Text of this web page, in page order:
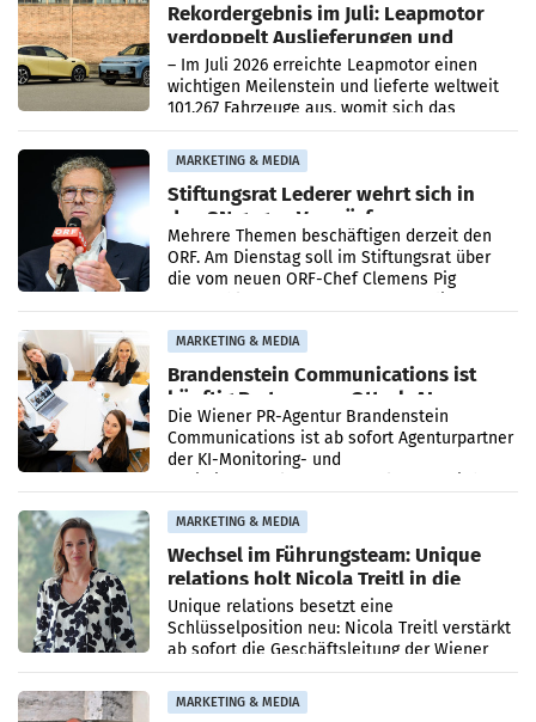
Rekordergebnis im Juli: Leapmotor
verdoppelt Auslieferungen und
überschreitet die 100.000er-Marke
– Im Juli 2026 erreichte Leapmotor einen
wichtigen Meilenstein und lieferte weltweit
101.267 Fahrzeuge aus, womit sich das
Ergebnis gegenüber Juli 2025 mehr als
verdoppelte (+102
MARKETING & MEDIA
Stiftungsrat Lederer wehrt sich in
den SN gegen Vorwürfe
Mehrere Themen beschäftigen derzeit den
ORF. Am Dienstag soll im Stiftungsrat über
die vom neuen ORF-Chef Clemens Pig
MARKETING & MEDIA
Brandenstein Communications ist
künftig Partner von OtterlyAI
Die Wiener PR-Agentur Brandenstein
Communications ist ab sofort Agenturpartner
der KI-Monitoring- und
MARKETING & MEDIA
Wechsel im Führungsteam: Unique
relations holt Nicola Treitl in die
Geschäftsleitung
Unique relations besetzt eine
Schlüsselposition neu: Nicola Treitl verstärkt
ab sofort die Geschäftsleitung der Wiener
PR-Agentur an der Seite von Josef Kalina und
Anna Kalina-Mahr.
MARKETING & MEDIA